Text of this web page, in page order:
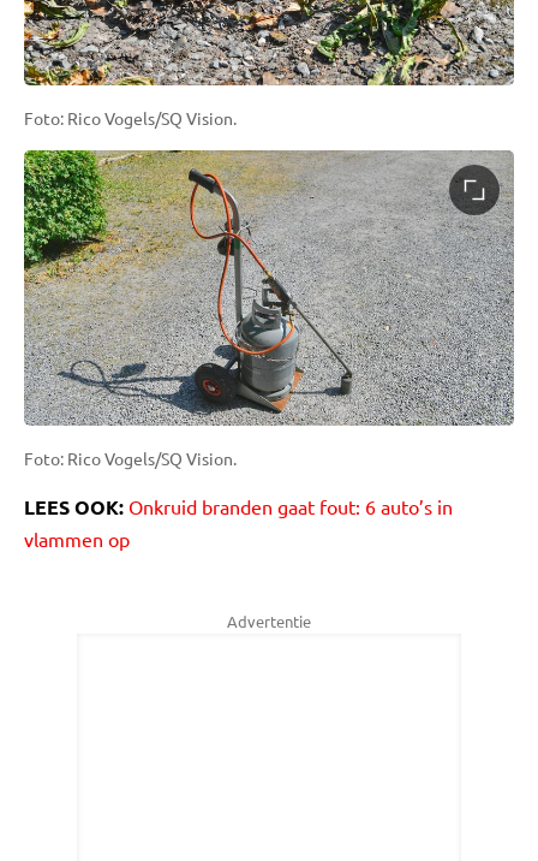
Foto: Rico Vogels/SQ Vision.
Foto: Rico Vogels/SQ Vision.
LEES OOK: Onkruid branden gaat fout: 6 auto’s in
vlammen op
Advertentie